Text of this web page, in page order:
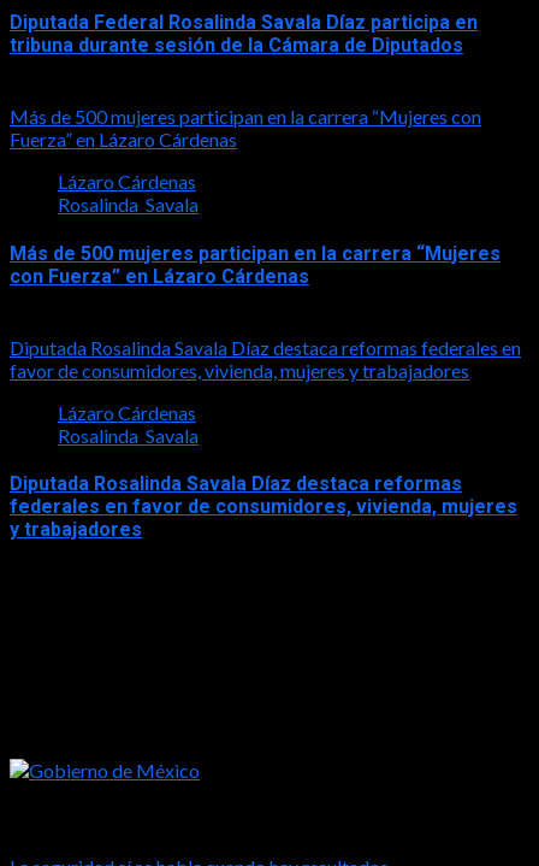
Diputada Federal Rosalinda Savala Díaz participa en
tribuna durante sesión de la Cámara de Diputados
Más de 500 mujeres participan en la carrera “Mujeres con
Fuerza” en Lázaro Cárdenas
Lázaro Cárdenas
Rosalinda_Savala
Más de 500 mujeres participan en la carrera “Mujeres
con Fuerza” en Lázaro Cárdenas
Diputada Rosalinda Savala Díaz destaca reformas federales en
favor de consumidores, vivienda, mujeres y trabajadores
Lázaro Cárdenas
Rosalinda_Savala
Diputada Rosalinda Savala Díaz destaca reformas
federales en favor de consumidores, vivienda, mujeres
y trabajadores